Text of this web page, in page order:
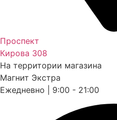
Проспект
Кирова 308
На территории магазина
Магнит Экстра
Ежедневно | 9:00 - 21:00